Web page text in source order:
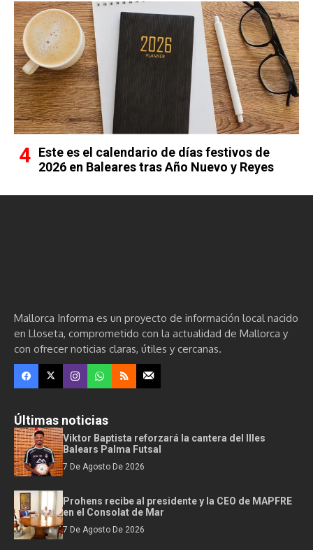
Este es el calendario de días festivos de
2026 en Baleares tras Año Nuevo y Reyes
Mallorca Informa es un proyecto de información local nacido
en Lloseta, comprometido con la actualidad de Mallorca y
con ofrecer noticias claras, útiles y cercanas.
Últimas noticias
Viktor Baptista reforzará la cantera del Illes
Balears Palma Futsal
7 De Agosto De 2026
Prohens recibe al presidente y la CEO de MAPFRE
en el Consolat de Mar
7 De Agosto De 2026